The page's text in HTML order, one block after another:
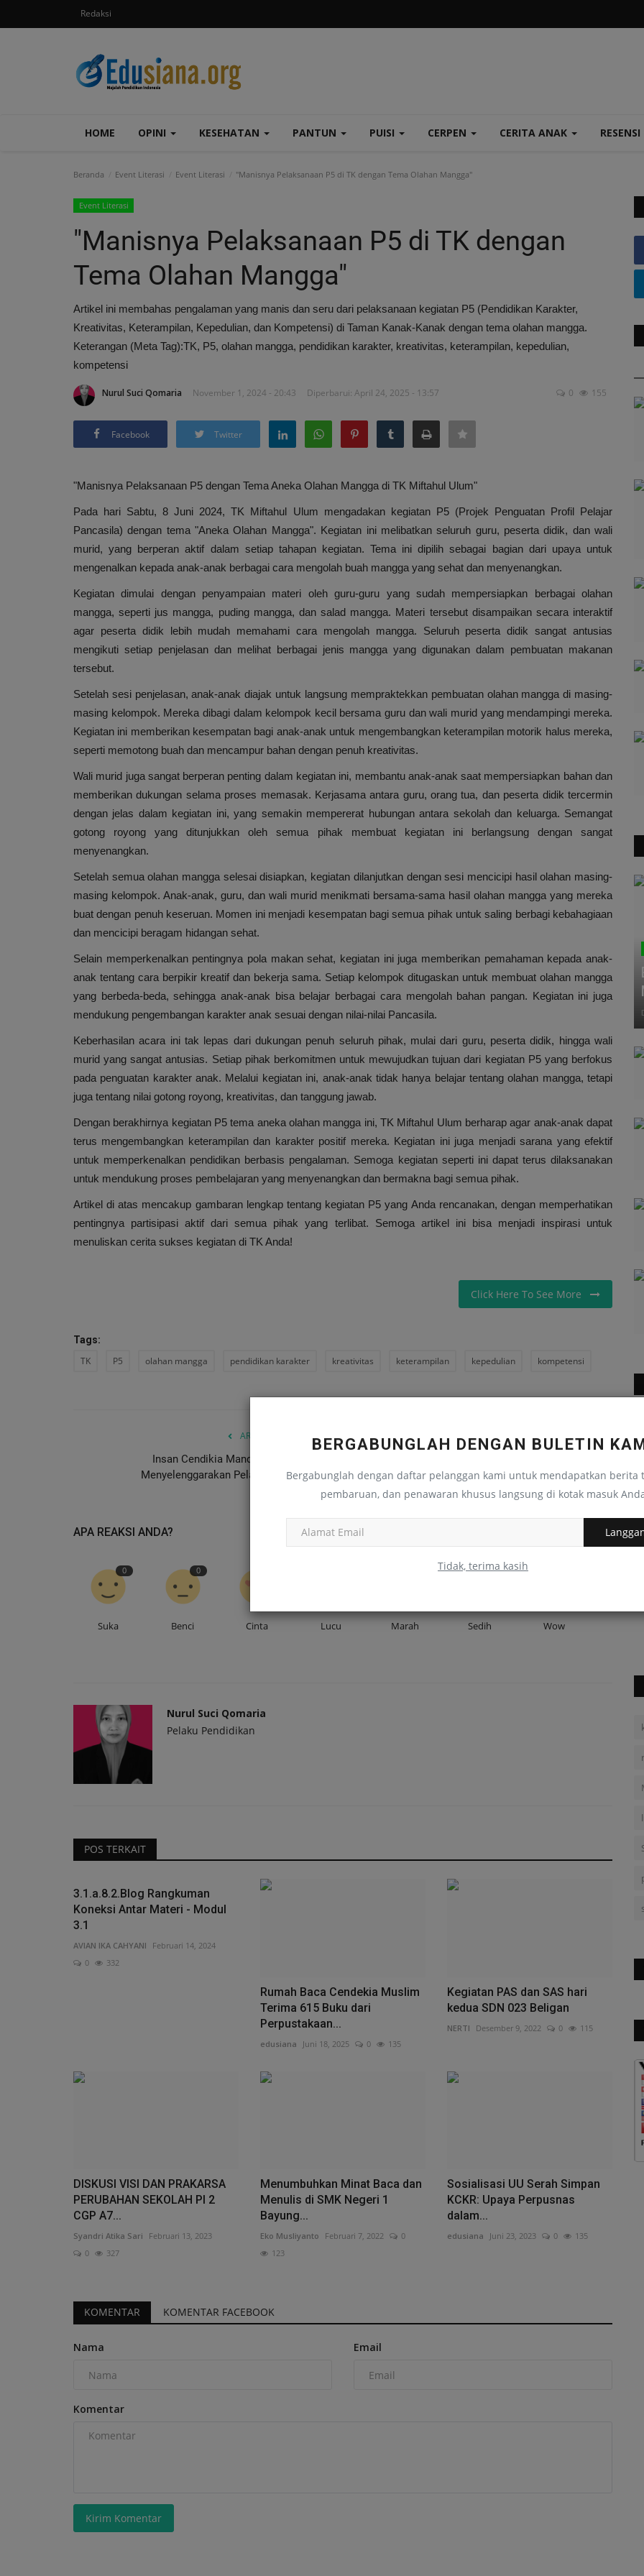
Redaksi
HOME OPINI KESEHATAN PANTUN PUISI CERPEN CERITA ANAK RESENSI
BERGABUNGLAH DENGAN BULETIN
Bergabunglah dengan daftar pelanggan kami untuk mendapatkan berita
pembaruan, dan penawaran khusus langsung di kotak masuk
Tidak, terima kasih
Beranda Event Literasi Event Literasi "Manisnya Pelaksanaan P5 di TK dengan Tema Olahan Mangga"
Event Literasi
"Manisnya Pelaksanaan P5 di TK dengan
Tema Olahan Mangga"
Artikel ini membahas pengalaman yang manis dan seru dari pelaksanaan kegiatan P5 (Pendidikan Karakter,
Kreativitas, Keterampilan, Kepedulian, dan Kompetensi) di Taman Kanak-Kanak dengan tema olahan mangga.
Keterangan (Meta Tag):TK, P5, olahan mangga, pendidikan karakter, kreativitas, keterampilan, kepedulian,
kompetensi
Nurul Suci Qomaria November 1, 2024 - 20:43 Diperbarui: April 24, 2025 - 13:57 0 155
Facebook Twitter
"Manisnya Pelaksanaan P5 dengan Tema Aneka Olahan Mangga di TK Miftahul Ulum"
Pada hari Sabtu, 8 Juni 2024, TK Miftahul Ulum mengadakan kegiatan P5 (Projek Penguatan Profil Pelajar
Pancasila) dengan tema "Aneka Olahan Mangga". Kegiatan ini melibatkan seluruh guru, peserta didik, dan wali
murid, yang berperan aktif dalam setiap tahapan kegiatan. Tema ini dipilih sebagai bagian dari upaya untuk
mengenalkan kepada anak-anak berbagai cara mengolah buah mangga yang sehat dan menyenangkan.
Kegiatan dimulai dengan penyampaian materi oleh guru-guru yang sudah mempersiapkan berbagai olahan
mangga, seperti jus mangga, puding mangga, dan salad mangga. Materi tersebut disampaikan secara interaktif
agar peserta didik lebih mudah memahami cara mengolah mangga. Seluruh peserta didik sangat antusias
mengikuti setiap penjelasan dan melihat berbagai jenis mangga yang digunakan dalam pembuatan makanan
tersebut.
Setelah sesi penjelasan, anak-anak diajak untuk langsung mempraktekkan pembuatan olahan mangga di masing-
masing kelompok. Mereka dibagi dalam kelompok kecil bersama guru dan wali murid yang mendampingi mereka.
Kegiatan ini memberikan kesempatan bagi anak-anak untuk mengembangkan keterampilan motorik halus mereka,
seperti memotong buah dan mencampur bahan dengan penuh kreativitas.
Wali murid juga sangat berperan penting dalam kegiatan ini, membantu anak-anak saat mempersiapkan bahan dan
memberikan dukungan selama proses memasak. Kerjasama antara guru, orang tua, dan peserta didik tercermin
dengan jelas dalam kegiatan ini, yang semakin mempererat hubungan antara sekolah dan keluarga. Semangat
gotong royong yang ditunjukkan oleh semua pihak membuat kegiatan ini berlangsung dengan sangat
menyenangkan.
Setelah semua olahan mangga selesai disiapkan, kegiatan dilanjutkan dengan sesi mencicipi hasil olahan masing-
masing kelompok. Anak-anak, guru, dan wali murid menikmati bersama-sama hasil olahan mangga yang mereka
buat dengan penuh keseruan. Momen ini menjadi kesempatan bagi semua pihak untuk saling berbagi kebahagiaan
dan mencicipi beragam hidangan sehat.
Selain memperkenalkan pentingnya pola makan sehat, kegiatan ini juga memberikan pemahaman kepada anak-
anak tentang cara berpikir kreatif dan bekerja sama. Setiap kelompok ditugaskan untuk membuat olahan mangga
yang berbeda-beda, sehingga anak-anak bisa belajar berbagai cara mengolah bahan pangan. Kegiatan ini juga
mendukung pengembangan karakter anak sesuai dengan nilai-nilai Pancasila.
Keberhasilan acara ini tak lepas dari dukungan penuh seluruh pihak, mulai dari guru, peserta didik, hingga wali
murid yang sangat antusias. Setiap pihak berkomitmen untuk mewujudkan tujuan dari kegiatan P5 yang berfokus
pada penguatan karakter anak. Melalui kegiatan ini, anak-anak tidak hanya belajar tentang olahan mangga, tetapi
juga tentang nilai gotong royong, kreativitas, dan tanggung jawab.
Dengan berakhirnya kegiatan P5 tema aneka olahan mangga ini, TK Miftahul Ulum berharap agar anak-anak dapat
terus mengembangkan keterampilan dan karakter positif mereka. Kegiatan ini juga menjadi sarana yang efektif
untuk memperkenalkan pendidikan berbasis pengalaman. Semoga kegiatan seperti ini dapat terus dilaksanakan
untuk mendukung proses pembelajaran yang menyenangkan dan bermakna bagi semua pihak.
Artikel di atas mencakup gambaran lengkap tentang kegiatan P5 yang Anda rencanakan, dengan memperhatikan
pentingnya partisipasi aktif dari semua pihak yang terlibat. Semoga artikel ini bisa menjadi inspirasi untuk
menuliskan cerita sukses kegiatan di TK Anda!
Click Here To See More
Tags:
TK P5 olahan mangga pendidikan karakter kreativitas keterampilan kepedulian kompetensi
ARTIKEL SEBELUMNYA
Insan Cendikia Mandiri Group Sukses
Menyelenggarakan Pelatihan Jurnalistik
ARTIKEL BERIKUTNYA
Studi Banding ke Mustafawiyah Purba...
APA REAKSI ANDA?
0
Suka
0
Benci Cinta Lucu Marah
0
Sedih Wow
Nurul Suci Qomaria
Pelaku Pendidikan
POS TERKAIT
3.1.a.8.2.Blog Rangkuman
Koneksi Antar Materi - Modul
3.1
AVIAN IKA CAHYANI
Februari 14, 2024
0
332
Rumah Baca Cendekia Muslim
Terima 615 Buku dari
Perpustakaan...
edusiana Juni 18, 2025 0 135
Kegiatan PAS dan SAS hari
kedua SDN 023 Beligan
NERTI Desember 9, 2022 0 115
DISKUSI VISI DAN PRAKARSA
PERUBAHAN SEKOLAH PI 2
CGP A7...
Syandri Atika Sari
Februari 13, 2023
0
327
Menumbuhkan Minat Baca dan
Menulis di SMK Negeri 1
Bayung...
Eko Musliyanto Februari 7, 2022
0
123
Sosialisasi UU Serah Simpan
KCKR: Upaya Perpusnas
dalam...
edusiana Juni 23, 2023 0 135
KOMENTAR KOMENTAR FACEBOOK
Nama Email
Komentar
Kirim Komentar
Bait-Bait Rindu yang Tak Terucap